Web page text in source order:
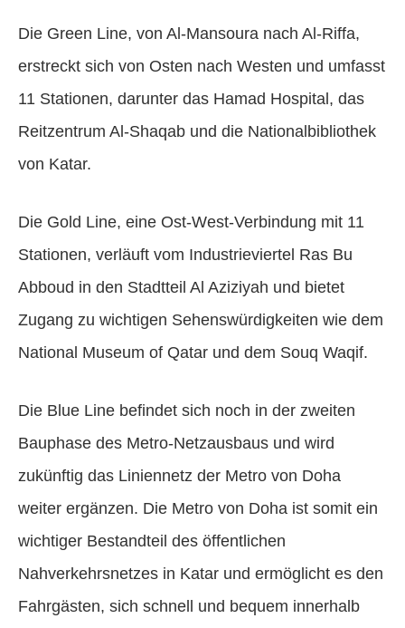
Die Green Line, von Al-Mansoura nach Al-Riffa,
erstreckt sich von Osten nach Westen und umfasst
11 Stationen, darunter das Hamad Hospital, das
Reitzentrum Al-Shaqab und die Nationalbibliothek
von Katar.
Die Gold Line, eine Ost-West-Verbindung mit 11
Stationen, verläuft vom Industrieviertel Ras Bu
Abboud in den Stadtteil Al Aziziyah und bietet
Zugang zu wichtigen Sehenswürdigkeiten wie dem
National Museum of Qatar und dem Souq Waqif.
Die Blue Line befindet sich noch in der zweiten
Bauphase des Metro-Netzausbaus und wird
zukünftig das Liniennetz der Metro von Doha
weiter ergänzen. Die Metro von Doha ist somit ein
wichtiger Bestandteil des öffentlichen
Nahverkehrsnetzes in Katar und ermöglicht es den
Fahrgästen, sich schnell und bequem innerhalb